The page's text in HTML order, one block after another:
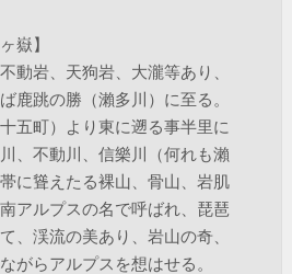
嶽】
動岩、天狗岩、大瀧等あり、
鹿跳の勝（瀨多川）に至る。
五町）より東に遡る事半里に
、不動川、信樂川（何れも瀨
に聳えたる裸山、骨山、岩肌
アルプスの名で呼ばれ、琵琶
、渓流の美あり、岩山の奇、
がらアルプスを想はせる。